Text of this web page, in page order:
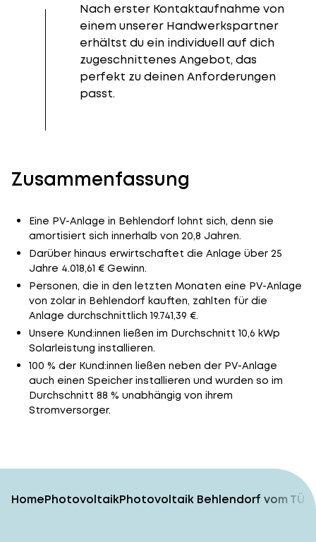
Nach erster Kontaktaufnahme von
einem unserer Handwerkspartner
erhältst du ein individuell auf dich
zugeschnittenes Angebot, das
perfekt zu deinen Anforderungen
passt.
Zusammenfassung
Eine PV-Anlage in Behlendorf lohnt sich, denn sie
amortisiert sich innerhalb von 20,8 Jahren.
Darüber hinaus erwirtschaftet die Anlage über 25
Jahre 4.018,61 € Gewinn.
Personen, die in den letzten Monaten eine PV-Anlage
von zolar in Behlendorf kauften, zahlten für die
Anlage durchschnittlich 19.741,39 €.
Unsere Kund:innen ließen im Durchschnitt 10,6 kWp
Solarleistung installieren.
100 % der Kund:innen ließen neben der PV-Anlage
auch einen Speicher installieren und wurden so im
Durchschnitt 88 % unabhängig von ihrem
Stromversorger.
HomePhotovoltaikPhotovoltaik Behlendorf vom